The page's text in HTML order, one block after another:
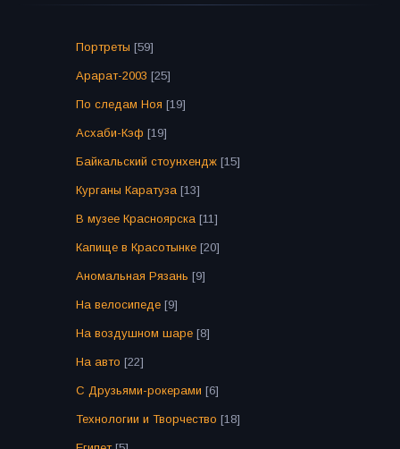
Портреты [59]
Арарат-2003 [25]
По следам Ноя [19]
Асхаби-Кэф [19]
Байкальский стоунхендж [15]
Курганы Каратуза [13]
В музее Красноярска [11]
Капище в Красотынке [20]
Аномальная Рязань [9]
На велосипеде [9]
На воздушном шаре [8]
На авто [22]
С Друзьями-рокерами [6]
Технологии и Творчество [18]